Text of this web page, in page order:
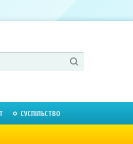
СУСПІЛЬСТВО